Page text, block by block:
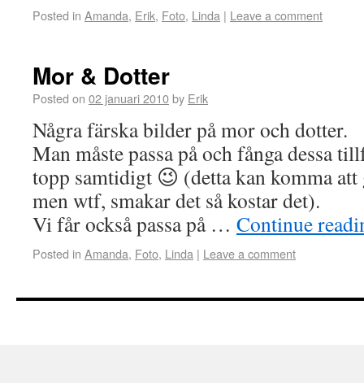
Posted in Amanda, Erik, Foto, Linda | Leave a comment
Mor & Dotter
Posted on 02 januari 2010by Erik
Några färska bilder på mor och dotter.
Man måste passa på och fånga dessa
topp samtidigt 😉 (detta kan komma
men wtf, smakar det så kostar det).
Vi får också passa på … Continue
Posted in Amanda, Foto, Linda | Leave a comment